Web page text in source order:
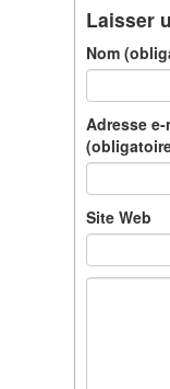
Laisser
Nom
Adresse
Site Web